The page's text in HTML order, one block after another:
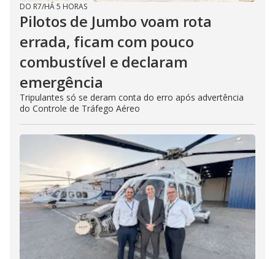
DO R7/HÁ 5 HORAS
Pilotos de Jumbo voam rota
errada, ficam com pouco
combustível e declaram
emergência
Tripulantes só se deram conta do erro após advertência
do Controle de Tráfego Aéreo